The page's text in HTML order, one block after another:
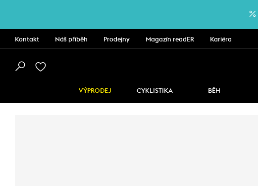
Kontakt Náš příběh Prodejny Magazín readER Kariéra
VÝPRODEJ CYKLISTIKA BĚH